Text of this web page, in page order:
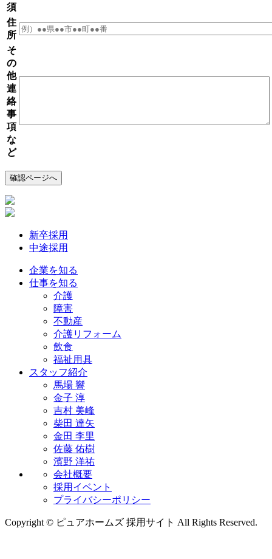
須
住
所
そ
の
他
連
絡
事
項
な
ど
新卒採用
中途採用
企業を知る
仕事を知る
介護
障害
不動産
介護リフォーム
飲食
福祉用具
スタッフ紹介
馬場 響
金子 淳
吉村 美峰
柴田 達矢
金田 李里
佐藤 佑樹
濱野 洋祐
会社概要
採用イベント
プライバシーポリシー
Copyright © ピュアホームズ 採用サイト All Rights Reserved.